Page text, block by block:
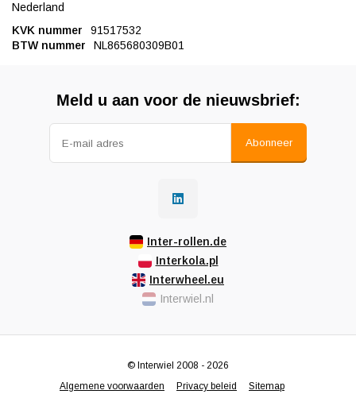
Nederland
KVK nummer
91517532
BTW nummer
NL865680309B01
Meld u aan voor de nieuwsbrief:
Abonneer
Inter-rollen.de
Interkola.pl
Interwheel.eu
Interwiel.nl
Algemene voorwaarden Privacy beleid Sitemap
© Interwiel 2008 - 2026